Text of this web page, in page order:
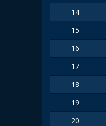
14
15
16
17
18
19
20